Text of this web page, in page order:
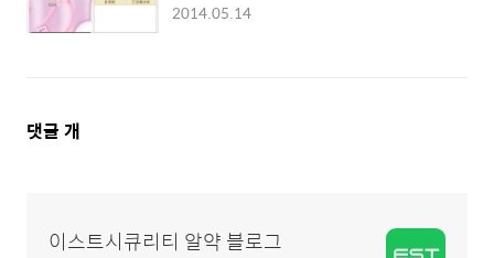
2014.05.14
댓
댓글 개
이스트시큐리티 알약 블로그